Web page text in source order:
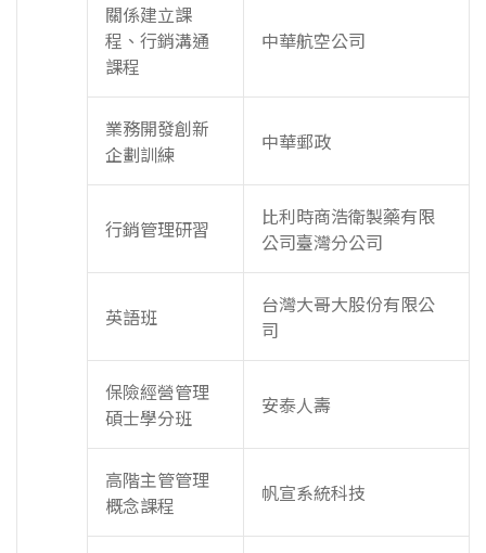
關係建立課
程、行銷溝通
課程
中華航空公司
業務開發創新
企劃訓練
中華郵政
行銷管理研習
比利時商浩衛製藥有限
公司臺灣分公司
英語班
台灣大哥大股份有限公
司
保險經營管理
碩士學分班
安泰人壽
高階主管管理
概念課程
帆宣系統科技